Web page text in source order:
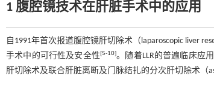
1 腹腔镜技术在肝脏手术中的应用
自1991年首次报道腹腔镜肝切除术（laparoscopic liver
手术中的可行性及安全性[5-10]。随着LLR的普遍临床应
肝切除术及联合肝脏离断及门脉结扎的分次肝切除术（